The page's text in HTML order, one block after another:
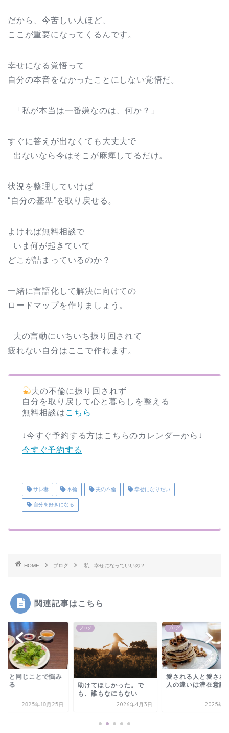
だから、今苦しい人ほど、
ここが重要になってくるんです。
幸せになる覚悟って
自分の本音をなかったことにしない覚悟だ。
「私が本当は一番嫌なのは、何か？」
すぐに答えが出なくても大丈夫で
出ないなら今はそこが麻痺してるだけ。
状況を整理していけば
“自分の基準”を取り戻せる。
よければ無料相談で
いま何が起きていて
どこが詰まっているのか？
一緒に言語化して解決に向けての
ロードマップを作りましょう。
夫の言動にいちいち振り回されて
疲れない自分はここで作れます。
夫の不倫に振り回されず
自分を取り戻して心と暮らしを整える
無料相談は こちら
↓今すぐ予約する方はこちらのカレンダーから↓
今すぐ予約する
サレ妻 不倫 夫の不倫 幸せになりたい
自分を好きになる
HOME ブログ 私、幸せになっていいの？
関連記事はこちら
っと同じことで悩み
てる
2025年10月25日
ブログ
助けてほしかった。で
も、誰もなにもない
2026年4月3日
ブログ
愛される人と愛され
人の違いは潜在意識
2025年4